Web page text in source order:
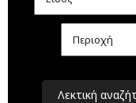
Λεκτική